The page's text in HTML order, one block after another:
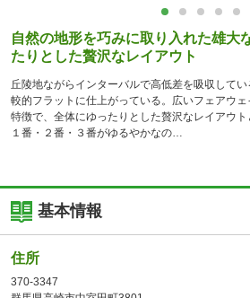
自然の地形を巧みに取り入れた雄大
たりとした贅沢なレイアウト
丘陵地ながらインターバルで高低差を吸収して
較的フラットに仕上がっている。広いフェアウ
特徴で、全体にゆったりとした贅沢なレイアウ
１番・２番・３番がゆるやかなの
基本情報
住所
370-3347